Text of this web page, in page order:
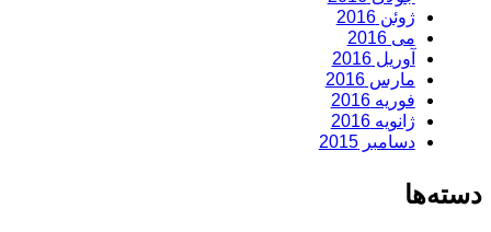
ژوئن 2016
می 2016
آوریل 2016
مارس 2016
فوریه 2016
ژانویه 2016
دسامبر 2015
دسته‌ها